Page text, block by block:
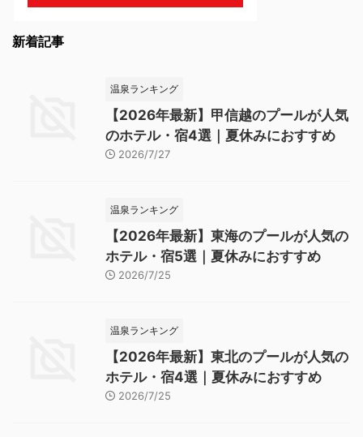
新着記事
温泉ランキング
【2026年最新】甲信越のプールが人気
のホテル・宿4選｜夏休みにおすすめ
2026/7/27
温泉ランキング
【2026年最新】東海のプールが人気の
ホテル・宿5選｜夏休みにおすすめ
2026/7/25
温泉ランキング
【2026年最新】東北のプールが人気の
ホテル・宿4選｜夏休みにおすすめ
2026/7/25